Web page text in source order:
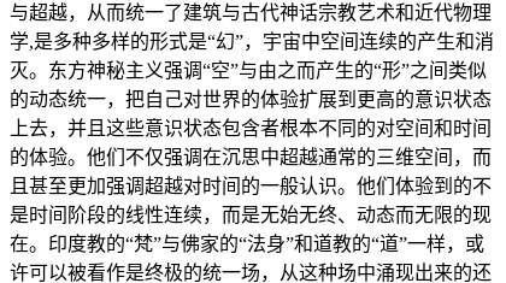
与超越，从而统一了建筑与古代神话宗教艺术和近代物理
学,是多种多样的形式是“幻”，宇宙中空间连续的产生和消
灭。东方神秘主义强调“空”与由之而产生的“形”之间类似
的动态统一，把自己对世界的体验扩展到更高的意识状态
上去，并且这些意识状态包含者根本不同的对空间和时间
的体验。他们不仅强调在沉思中超越通常的三维空间，而
且甚至更加强调超越对时间的一般认识。他们体验到的不
是时间阶段的线性连续，而是无始无终、动态而无限的现
在。印度教的“梵”与佛家的“法身”和道教的“道”一样，或
许可以被看作是终极的统一场，从这种场中涌现出来的还